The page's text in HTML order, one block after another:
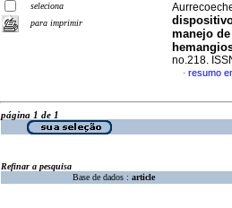
seleciona
para imprimir
manejo
no.218.
· resumo
página 1 de 1
Refinar a pesquisa
Base de dados : article